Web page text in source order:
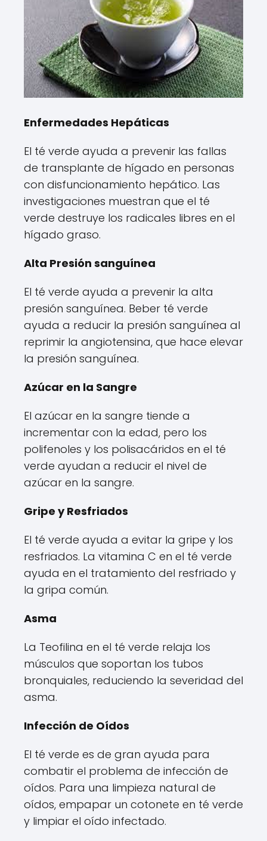
Enfermedades Hepáticas
El té verde ayuda a prevenir las fallas
de transplante de hígado en personas
con disfuncionamiento hepático. Las
investigaciones muestran que el té
verde destruye los radicales libres en el
hígado graso.
Alta Presión sanguínea
El té verde ayuda a prevenir la alta
presión sanguínea. Beber té verde
ayuda a reducir la presión sanguínea al
reprimir la angiotensina, que hace elevar
la presión sanguínea.
Azúcar en la Sangre
El azúcar en la sangre tiende a
incrementar con la edad, pero los
polifenoles y los polisacáridos en el té
verde ayudan a reducir el nivel de
azúcar en la sangre.
Gripe y Resfriados
El té verde ayuda a evitar la gripe y los
resfriados. La vitamina C en el té verde
ayuda en el tratamiento del resfriado y
la gripa común.
Asma
La Teofilina en el té verde relaja los
músculos que soportan los tubos
bronquiales, reduciendo la severidad del
asma.
Infección de Oídos
El té verde es de gran ayuda para
combatir el problema de infección de
oídos. Para una limpieza natural de
oídos, empapar un cotonete en té verde
y limpiar el oído infectado.